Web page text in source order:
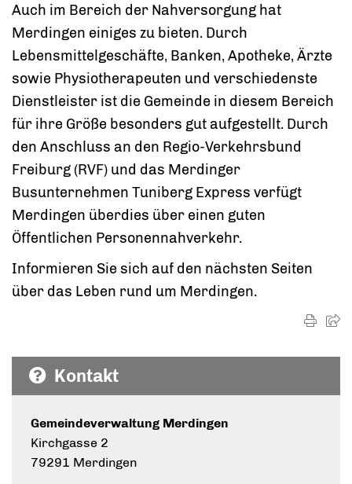
Auch im Bereich der Nahversorgung hat
Merdingen einiges zu bieten. Durch
Lebensmittelgeschäfte, Banken, Apotheke, Ärzte
sowie Physiotherapeuten und verschiedenste
Dienstleister ist die Gemeinde in diesem Bereich
für ihre Größe besonders gut aufgestellt. Durch
den Anschluss an den Regio-Verkehrsbund
Freiburg (RVF) und das Merdinger
Busunternehmen Tuniberg Express verfügt
Merdingen überdies über einen guten
Öffentlichen Personennahverkehr.
Informieren Sie sich auf den nächsten Seiten
über das Leben rund um Merdingen.
Kontakt
Gemeindeverwaltung Merdingen
Kirchgasse 2
79291 Merdingen